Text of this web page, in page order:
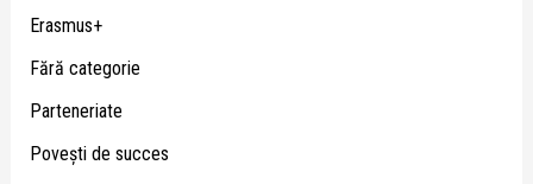
Erasmus+
Fără categorie
Parteneriate
Poveşti de succes